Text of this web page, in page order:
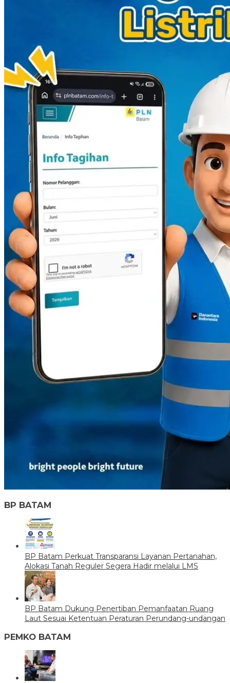
BP BATAM
BP Batam Perkuat Transparansi Layanan Pertanahan,
Alokasi Tanah Reguler Segera Hadir melalui LMS
BP Batam Dukung Penertiban Pemanfaatan Ruang
Laut Sesuai Ketentuan Peraturan Perundang-undangan
PEMKO BATAM